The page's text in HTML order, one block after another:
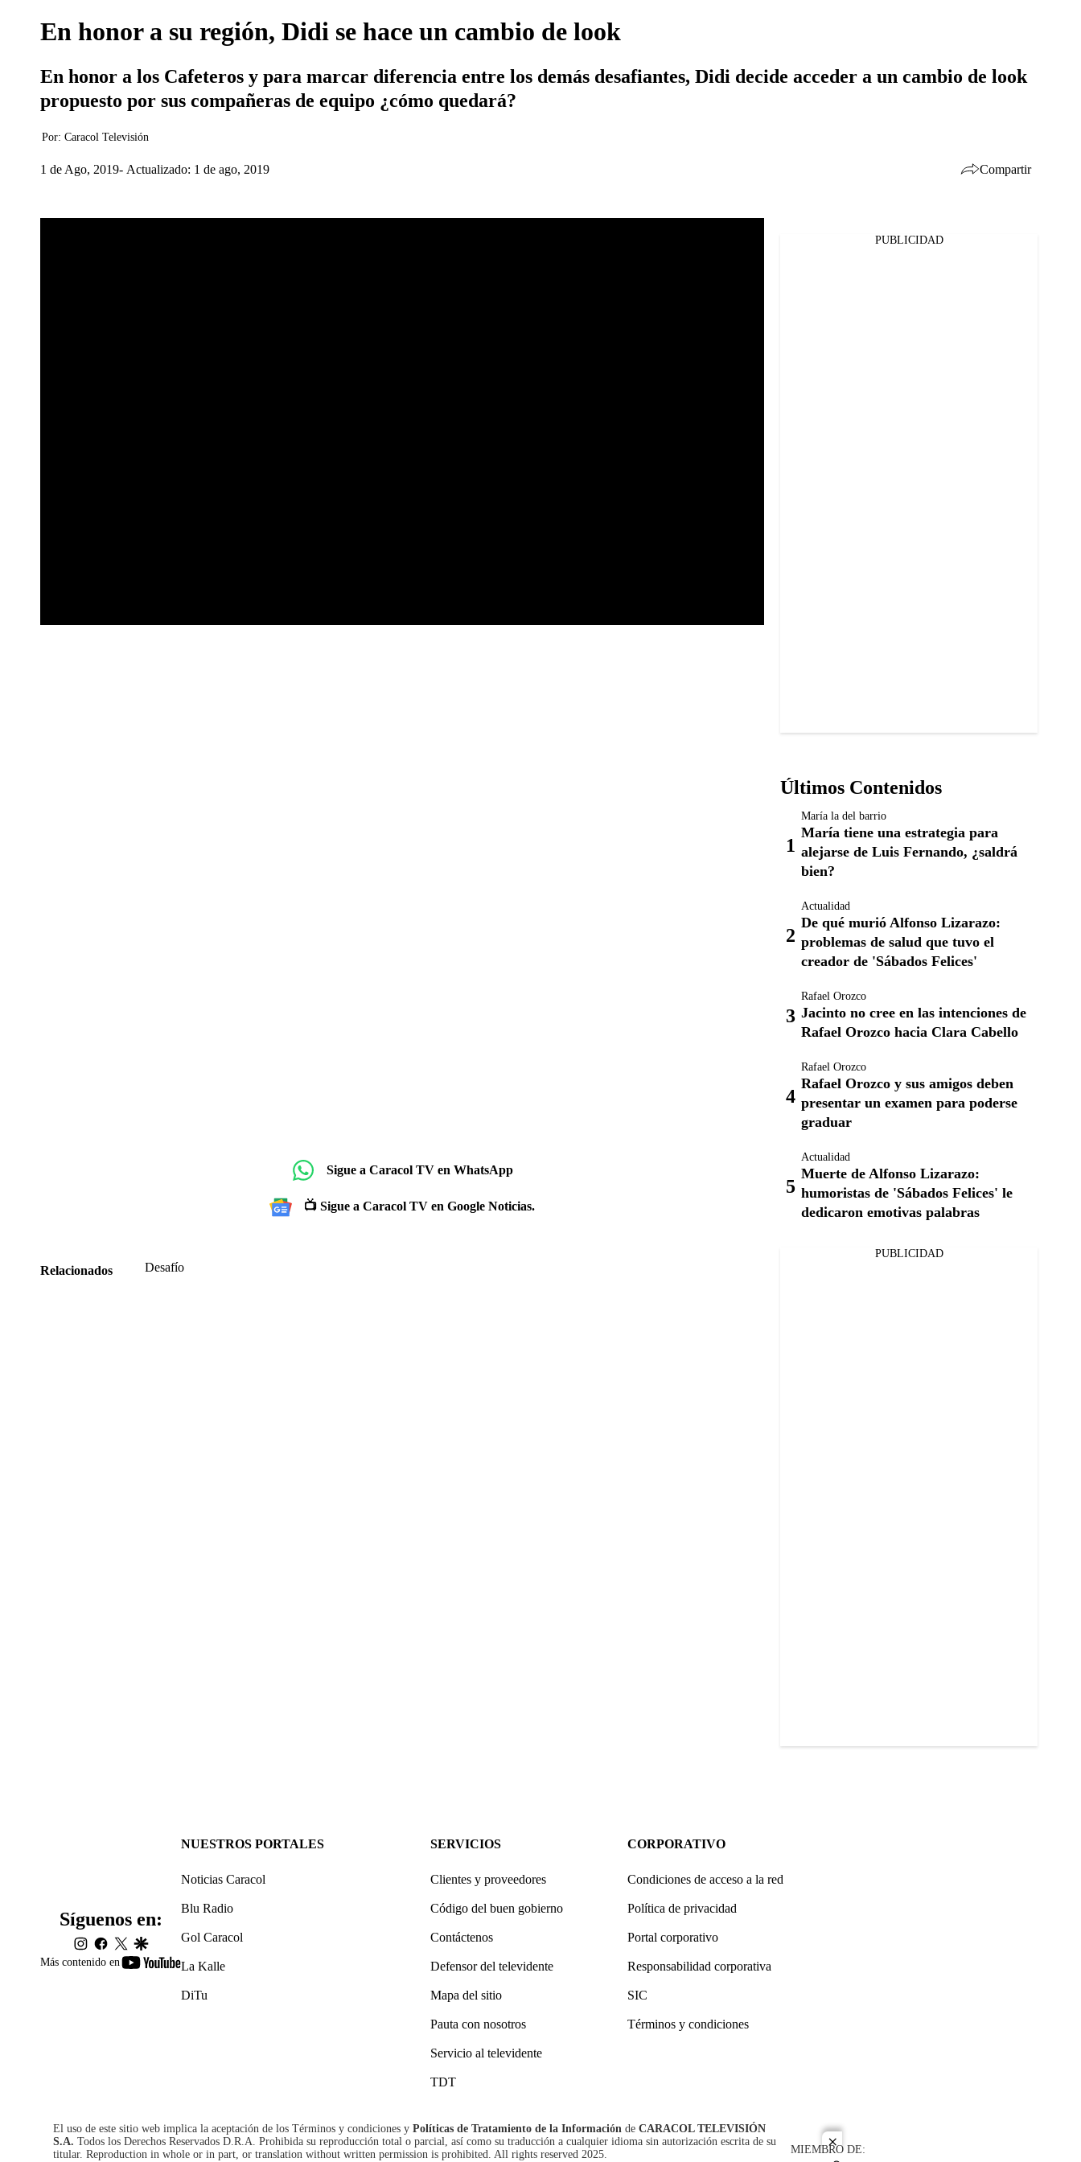
close
En honor a su región, Didi se hace un cambio de look
En honor a los Cafeteros y para marcar diferencia entre los demás desafiantes, Didi decide acceder a un cambio de look
propuesto por sus compañeras de equipo ¿cómo quedará?
Por: Caracol Televisión
1 de Ago, 2019 Actualizado: 1 de ago, 2019 Compartir
Sigue a Caracol TV en WhatsApp
📺 Sigue a Caracol TV en Google Noticias.
Relacionados Desafío
PUBLICIDAD
Últimos Contenidos
María la del barrio
María tiene una estrategia para
alejarse de Luis Fernando, ¿saldrá
bien?
Actualidad
De qué murió Alfonso Lizarazo:
problemas de salud que tuvo el
creador de 'Sábados Felices'
Rafael Orozco
Jacinto no cree en las intenciones de
Rafael Orozco hacia Clara Cabello
Rafael Orozco
Rafael Orozco y sus amigos deben
presentar un examen para poderse
graduar
Actualidad
Muerte de Alfonso Lizarazo:
humoristas de 'Sábados Felices' le
dedicaron emotivas palabras
PUBLICIDAD
Más contenido en
youtube-
Síguenos en:
instagram
facebook
twittergoogle
NUESTROS PORTALES
Noticias Caracol
Blu Radio
Gol Caracol
La Kalle
DiTu
SERVICIOS
Clientes y proveedores
Código del buen gobierno
Contáctenos
Defensor del televidente
Mapa del sitio
Pauta con nosotros
Servicio al televidente
TDT
CORPORATIVO
Condiciones de acceso a la red
Política de privacidad
Portal corporativo
Responsabilidad corporativa
SIC
Términos y condiciones
El uso de este sitio web implica la aceptación de los Términos y condiciones y Políticas de Tratamiento de la Información de CARACOL TELEVISIÓN
S.A. Todos los Derechos Reservados D.R.A. Prohibida su reproducción total o parcial, así como su traducción a cualquier idioma sin autorización escrita de su
titular. Reproduction in whole or in part, or translation without written permission is prohibited. All rights reserved 2025.
MIEMBRO DE: